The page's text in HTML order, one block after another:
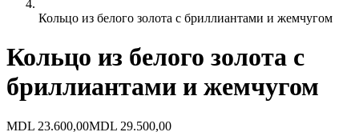
Кольцо из белого золота с бриллиантами и жемчугом
Кольцо из белого золота с
бриллиантами и жемчугом
MDL 23.600,00MDL 29.500,00